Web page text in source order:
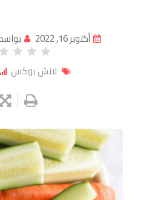
أكتوبر 16, 2022
لانش بوكس